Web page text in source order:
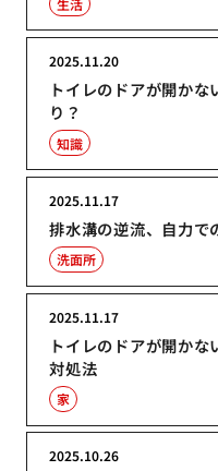
生活
トイレのドアが開か
り？
2025.11.20
知識
排水溝の逆流、自力で
2025.11.17
洗面所
トイレのドアが開か
対処法
2025.11.17
家
2025.10.26